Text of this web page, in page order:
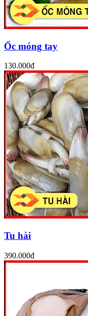
Ốc móng tay
130.000đ
Tu hài
390.000đ